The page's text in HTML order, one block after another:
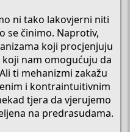
ni tako lakovjerni niti
se činimo. Naprotiv,
koji procjenjuju
nam omogućuju da
ti mehanizmi zakažu
i kontraintuitivnim
tjera da vjerujemo
na predrasudama.